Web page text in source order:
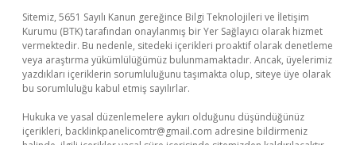
Sitemiz, 5651 Sayılı Kanun gereğince Bilgi Teknolojileri ve İletişim
Kurumu (BTK) tarafından onaylanmış bir Yer Sağlayıcı olarak hizmet
vermektedir. Bu nedenle, sitedeki içerikleri proaktif olarak denetleme
veya araştırma yükümlülüğümüz bulunmamaktadır. Ancak, üyelerimiz
yazdıkları içeriklerin sorumluluğunu taşımakta olup, siteye üye olarak
bu sorumluluğu kabul etmiş sayılırlar.
Hukuka ve yasal düzenlemelere aykırı olduğunu düşündüğünüz
içerikleri, backlinkpanelicomtr@gmail.com adresine bildirmeniz